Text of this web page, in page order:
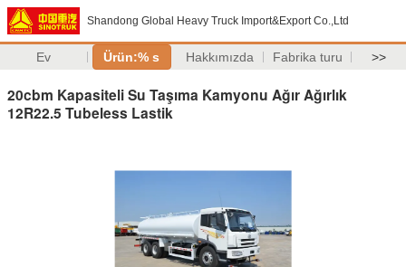
Shandong Global Heavy Truck Import&Export Co.,Ltd
Ev Ürün:% s Hakkımızda Fabrika turu >>
20cbm Kapasiteli Su Taşıma Kamyonu Ağır Ağırlık
12R22.5 Tubeless Lastik